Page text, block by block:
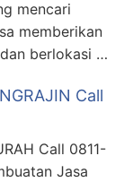
mencari
memberikan
berlokasi …
Call
Call 0811-
Jasa